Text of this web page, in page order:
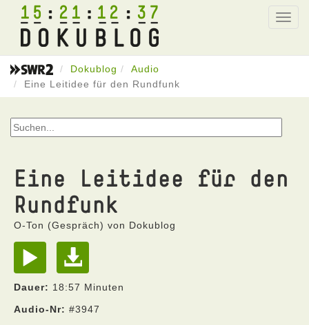
15 21 12 37
Dokublog
Audio
Eine Leitidee für den Rundfunk
Eine Leitidee für den
Rundfunk
O-Ton (Gespräch) von Dokublog
Dauer: 18:57 Minuten
Audio-Nr: #3947